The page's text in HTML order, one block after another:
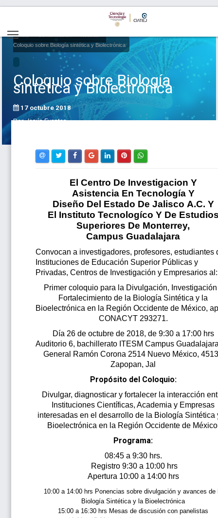
Inicio
Coloquio sobre Biología sintética y Biolectrónica
Coloquio sobre Biología
sintética y Biolectrónica
17 octubre 2018
PorJesús Fuentes
El Centro De Investigacion Y
Asistencia En Tecnología Y
Diseño Del Estado De Jalisco A.C. Y
El Instituto Tecnologíco Y De
Superiores De Monterrey,
Campus Guadalajara
Convocan a investigadores, profesores, estudiantes
Instituciones de Educación Superior Públicas y
Privadas, Centros de Investigación y Empresarios al:
Primer coloquio para la Divulgación,
Fortalecimiento de la Biología Sintética y la
Bioelectrónica en la Región Occidente de México,
CONACYT 293271.
Día 26 de octubre de 2018, de 9:30 a 17:00 hrs
Auditorio 6, bachillerato ITESM Campus
General Ramón Corona 2514 Nuevo México,
Zapopan, Jal
Propósito del Coloquio:
Divulgar, diagnosticar y fortalecer la interacción
Instituciones Científicas, Academia y Empresas
interesadas en el desarrollo de la Biología Sintética
Bioelectrónica en la Región Occidente de
Programa:
08:45 a 9:30 hrs.
Registro 9:30 a 10:00 hrs
Apertura 10:00 a 14:00 hrs
10:00 a 14:00 hrs Ponencias sobre divulgación y avances de
Biología Sintética y la Bioelectrónica
15:00 a 16:30 hrs Mesas de discusión con panelistas